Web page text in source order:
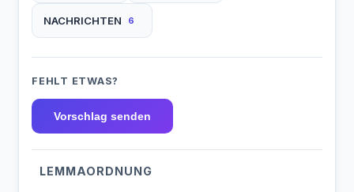
NACHRICHTEN 6
FEHLT ETWAS?
Vorschlag senden
LEMMAORDNUNG